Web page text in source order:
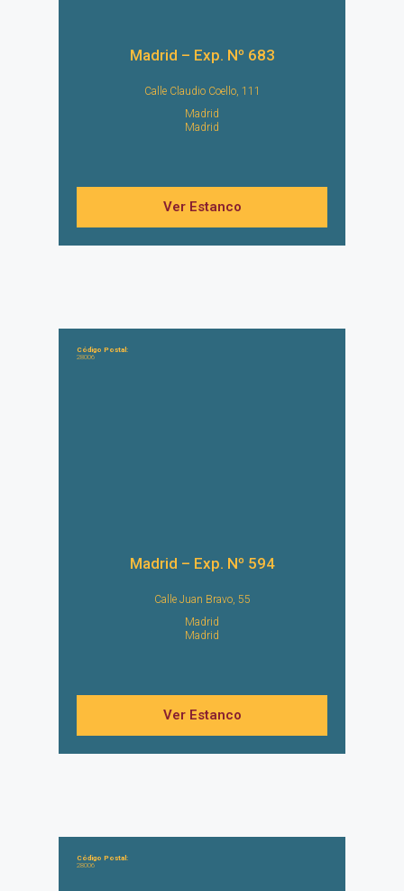
Madrid – Exp. Nº 683
Calle Claudio Coello, 111
Madrid
Madrid
Ver Estanco
Código Postal:
28006
Madrid – Exp. Nº 594
Calle Juan Bravo, 55
Madrid
Madrid
Ver Estanco
Código Postal:
28006